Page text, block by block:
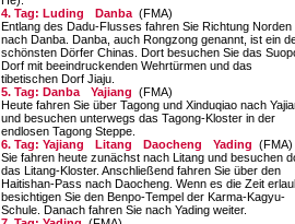
4. Tag: Luding
Danba (FMA)
Entlang des Dadu-Flusses fahren Sie Richtung Norden
nach Danba. Danba, auch Rongzong genannt, ist ein
schönsten Dörfer Chinas. Dort besuchen Sie das
Dorf mit beeindruckenden Wehrtürmen und das
tibetischen Dorf Jiaju.
5. Tag: Danba
Yajiang (FMA)
Heute fahren Sie über Tagong und Xinduqiao nach
und besuchen unterwegs das Tagong-Kloster in der
endlosen Tagong Steppe.
6. Tag: Yajiang
Litang Daocheng Yading (FMA)
Sie fahren heute zunächst nach Litang und besuchen
das Litang-Kloster. Anschließend fahren Sie über den
Haitishan-Pass nach Daocheng. Wenn es die Zeit
besichtigen Sie den Benpo-Tempel der Karma-Kagyu-
Schule. Danach fahren Sie nach Yading weiter.